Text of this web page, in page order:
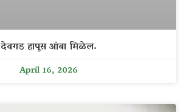
देवगड हापूस आंबा मिळेल.
April 16, 2026